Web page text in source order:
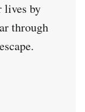
lives by
through